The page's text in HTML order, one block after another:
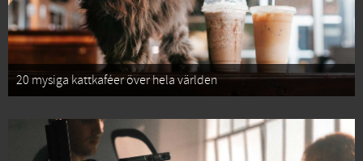
20 mysiga kattkaféer över hela världen